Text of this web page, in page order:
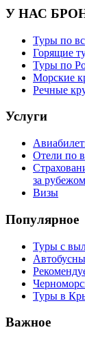
У НАС
Туры по
Горящие
Туры по
Морские
Речные
Услуги
Отели по
за рубежом
Визы
Популярное
Туры с
Туры в
Важное